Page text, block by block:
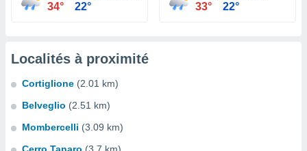
34° 22° 33° 22°
Localités à proximité
Cortiglione (2.01 km)
Belveglio (2.51 km)
Mombercelli (3.09 km)